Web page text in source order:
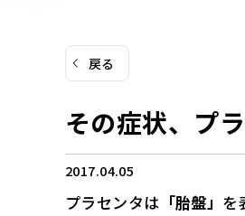
戻る
その症状、プ
2017.04.05
プラセンタは 「胎盤」 を